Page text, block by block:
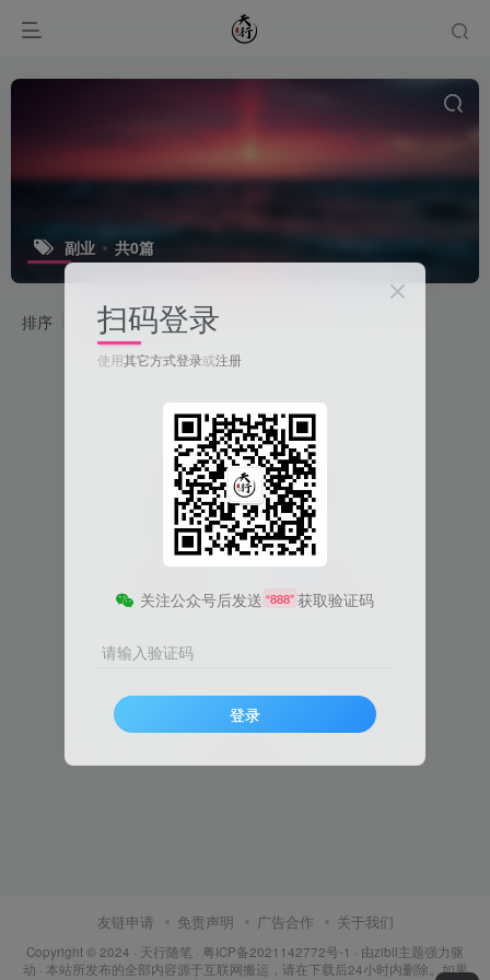
副业 共0篇
排序 更新 浏览 点赞
友链申请 免责声明 广告合作 关于我们
Copyright © 2024 · 天行随笔 · 粤ICP备2021142772号-1 · 由zibll主题强力驱
动 · 本站所发布的全部内容源于互联网搬运，请在下载后24小时内删除。如果
扫码登录
使用其它方式登录或注册
关注公众号后发送 “888” 获取验证码
请输入验证码
登录